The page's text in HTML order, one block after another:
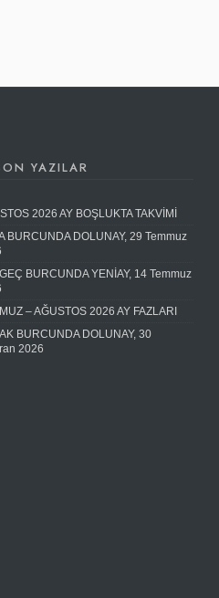
YAZILAR
2026 AY BOŞLUKTA TAKVİMİ
BURCUNDA DOLUNAY, 29 Temmuz
BURCUNDA YENİAY, 14 Temmuz
– AĞUSTOS 2026 AY FAZLARI
BURCUNDA DOLUNAY, 30
2026